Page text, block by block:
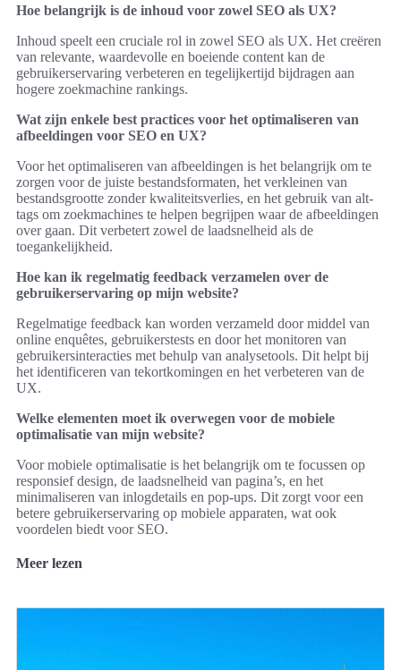
Hoe belangrijk is de inhoud voor zowel SEO als UX?
Inhoud speelt een cruciale rol in zowel SEO als UX. Het creëren
van relevante, waardevolle en boeiende content kan de
gebruikerservaring verbeteren en tegelijkertijd bijdragen aan
hogere zoekmachine rankings.
Wat zijn enkele best practices voor het optimaliseren van
afbeeldingen voor SEO en UX?
Voor het optimaliseren van afbeeldingen is het belangrijk om te
zorgen voor de juiste bestandsformaten, het verkleinen van
bestandsgrootte zonder kwaliteitsverlies, en het gebruik van alt-
tags om zoekmachines te helpen begrijpen waar de afbeeldingen
over gaan. Dit verbetert zowel de laadsnelheid als de
toegankelijkheid.
Hoe kan ik regelmatig feedback verzamelen over de
gebruikerservaring op mijn website?
Regelmatige feedback kan worden verzameld door middel van
online enquêtes, gebruikerstests en door het monitoren van
gebruikersinteracties met behulp van analysetools. Dit helpt bij
het identificeren van tekortkomingen en het verbeteren van de
UX.
Welke elementen moet ik overwegen voor de mobiele
optimalisatie van mijn website?
Voor mobiele optimalisatie is het belangrijk om te focussen op
responsief design, de laadsnelheid van pagina’s, en het
minimaliseren van inlogdetails en pop-ups. Dit zorgt voor een
betere gebruikerservaring op mobiele apparaten, wat ook
voordelen biedt voor SEO.
Meer lezen